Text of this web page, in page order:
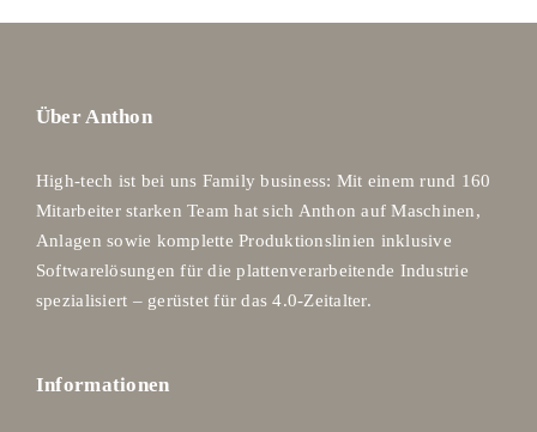
Über Anthon
High-tech ist bei uns Family business: Mit einem rund 160
Mitarbeiter starken Team hat sich Anthon auf Maschinen,
Anlagen sowie komplette Produktionslinien inklusive
Softwarelösungen für die plattenverarbeitende Industrie
spezialisiert – gerüstet für das 4.0-Zeitalter.
Informationen